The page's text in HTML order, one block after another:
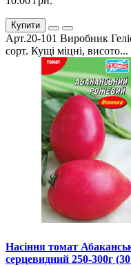
Купити
Арт.20-101 Виробник
сорт. Кущі міцні, висото...
Насіння томат
серцевидний 250-300г